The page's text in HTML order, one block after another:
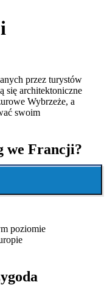
przez turystów
się architektoniczne
Wybrzeże, a
swoim
we Francji?
poziomie